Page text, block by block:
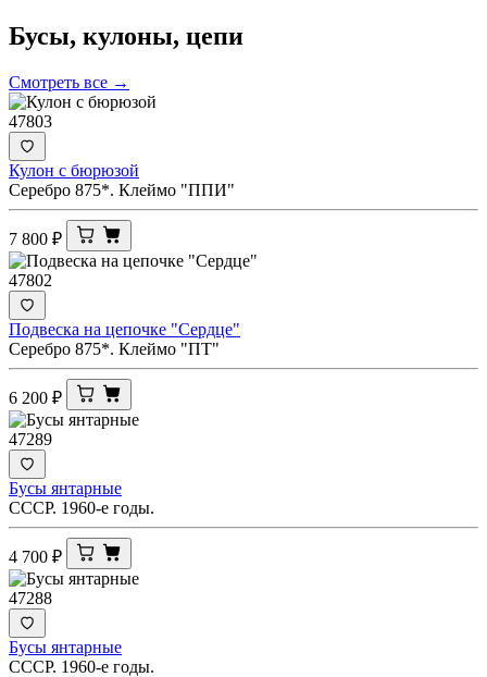
Бусы, кулоны, цепи
Смотреть все →
47803
Кулон с бюрюзой
Серебро 875*. Клеймо "ППИ"
7 800 ₽
47802
Подвеска на цепочке "Сердце"
Серебро 875*. Клеймо "ПТ"
6 200 ₽
47289
Бусы янтарные
СССР. 1960-е годы.
4 700 ₽
47288
Бусы янтарные
СССР. 1960-е годы.